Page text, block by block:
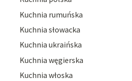
Kuchnia rumuńska
Kuchnia słowacka
Kuchnia ukraińska
Kuchnia węgierska
Kuchnia włoska